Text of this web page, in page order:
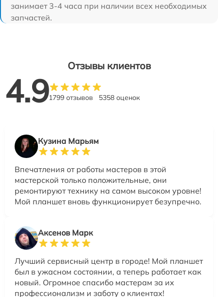
занимает 3-4 часа при наличии всех необходимых
запчастей.
Отзывы клиентов
4.91799 отзывов 5358 оценок
Кузина Марьям
Впечатления от работы мастеров в этой
мастерской только положительные, они
ремонтируют технику на самом высоком уровне!
Мой планшет вновь функционирует безупречно.
Аксенов Марк
Лучший сервисный центр в городе! Мой планшет
был в ужасном состоянии, а теперь работает как
новый. Огромное спасибо мастерам за их
профессионализм и заботу о клиентах!